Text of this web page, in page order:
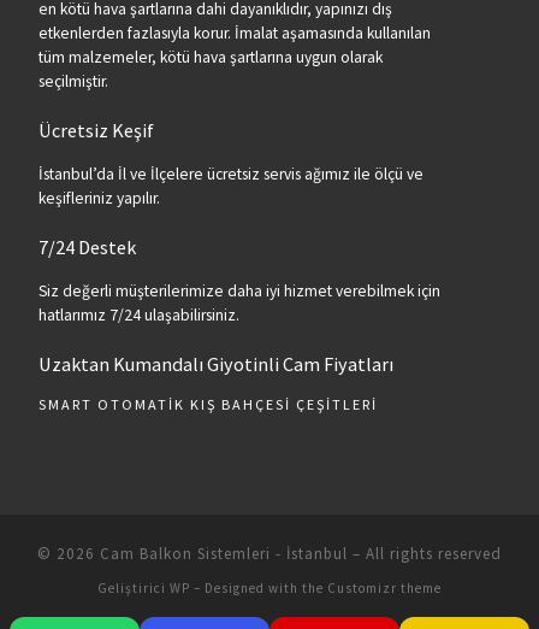
en kötü hava şartlarına dahi dayanıklıdır, yapınızı dış
etkenlerden fazlasıyla korur. İmalat aşamasında kullanılan
tüm malzemeler, kötü hava şartlarına uygun olarak
seçilmiştir.
Ücretsiz Keşif
İstanbul’da İl ve İlçelere ücretsiz servis ağımız ile ölçü ve
keşifleriniz yapılır.
7/24 Destek
Siz değerli müşterilerimize daha iyi hizmet verebilmek için
hatlarımız 7/24 ulaşabilirsiniz.
Uzaktan Kumandalı Giyotinli Cam Fiyatları
SMART OTOMATIK KIŞ BAHÇESI ÇEŞITLERI
© 2026 Cam Balkon Sistemleri - İstanbul – All rights reserved
Geliştirici WP – Designed with the Customizr theme